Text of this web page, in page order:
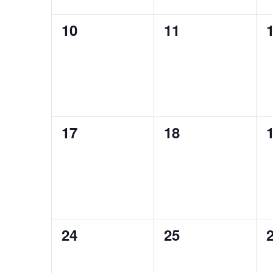
0
10
0
11
0
0
17
0
18
0
0
24
0
25
0